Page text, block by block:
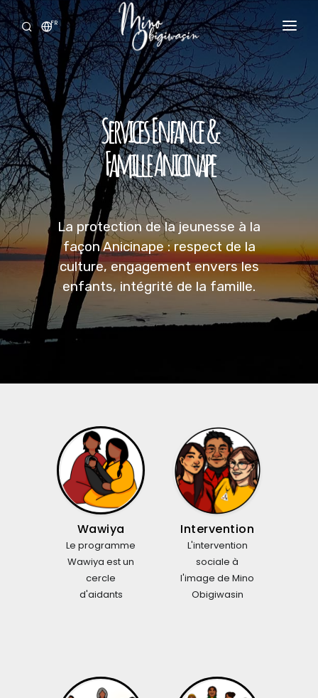
FR
ACCUEIL
À PROPOS
NOS SERVICES
NOUVELLES
OFFRES D'EMPLOI
NOUS JOINDRE
Services Enfance &
Famille Anicinape
La protection de la jeunesse à la
façon Anicinape : respect de la
culture, engagement envers les
enfants, intégrité de la famille.
Wawiya
Le programme
Wawiya est un
cercle
d'aidants
Intervention
L'intervention
sociale à
l'image de Mino
Obigiwasin